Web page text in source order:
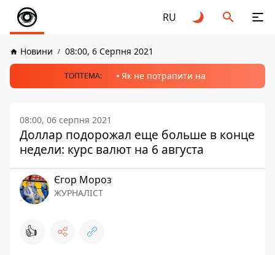
RU
Новини 08:00, 6 Серпня 2021
ТОПТЕМА: Як не потрапити на
08:00, 06 серпня 2021
Доллар подорожал еще больше в конце
недели: курс валют на 6 августа
Єгор Мороз
ЖУРНАЛІСТ
👍